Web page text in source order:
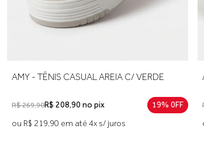
NORAH - TÊNIS CASUAL OFF WHITE C/
R$ 259,90R$ 189,90 no pix